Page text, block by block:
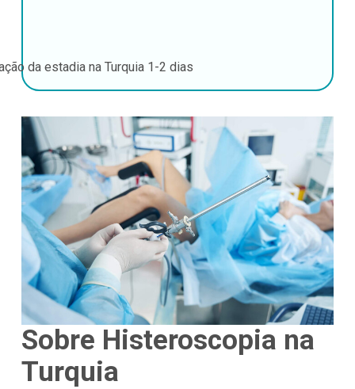
da estadia na Turquia 1-2 dias
Sobre Histeroscopia na
Turquia